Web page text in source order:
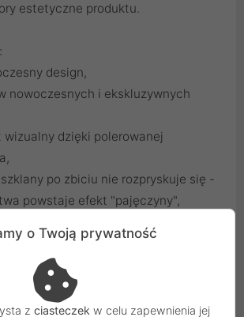
estetyczne produktu.
design,
nowoczesnych i ekskluzywnych
wizualny dzięki polerowanej
po zbiciu nie rozpryskuje się -
powstaje efekt "pajęczyny",
występują w trzech kolorach:
złotym,
mm,
o Twoją prywatność
z ciasteczek w celu zapewnienia jej